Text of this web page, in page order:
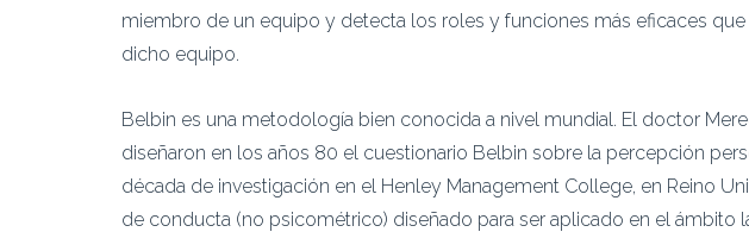
miembro de un equipo y detecta los roles y funciones más eficaces
dicho equipo.
Belbin es una metodología bien conocida a nivel mundial. El doctor
diseñaron en los años 80 el cuestionario Belbin sobre la percepción
década de investigación en el Henley Management College, en Reino
de conducta (no psicométrico) diseñado para ser aplicado en el ámbito